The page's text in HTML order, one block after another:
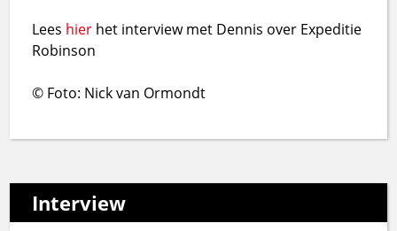
Lees hier het interview met Dennis over Expeditie
Robinson
© Foto: Nick van Ormondt
Interview